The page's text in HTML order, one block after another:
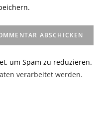
um Spam zu reduzieren.
verarbeitet werden.